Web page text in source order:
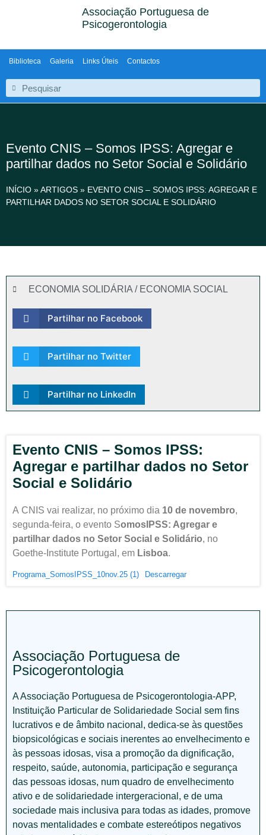
Associação Portuguesa de
Psicogerontologia
Biblioteca Galeria Links Úteis Contactos
Evento CNIS – Somos IPSS: Agregar e
partilhar dados no Setor Social e Solidário
INÍCIO »ARTIGOS » EVENTO CNIS – SOMOS IPSS: AGREGAR E
PARTILHAR DADOS NO SETOR SOCIAL E SOLIDÁRIO
ECONOMIA SOLIDÁRIA / ECONOMIA SOCIAL
Partilhar no Facebook
Partilhar no Twitter
Partilhar no LinkedIn
Evento CNIS – Somos IPSS:
Agregar e partilhar dados no Setor
Social e Solidário
A CNIS vai realizar, no próximo dia 10 de novembro,
segunda-feira, o evento SomosIPSS: Agregar e
partilhar dados no Setor Social e Solidário, no
Goethe-Institute Portugal, em Lisboa.
Programa_SomosIPSS_10nov.25 (1) Descarregar
Associação Portuguesa de
Psicogerontologia
A Associação Portuguesa de Psicogerontologia-APP,
Instituição Particular de Solidariedade Social sem fins
lucrativos e de âmbito nacional, dedica-se às questões
biopsicológicas e sociais inerentes ao envelhecimento e
às pessoas idosas, visa a promoção da dignificação,
respeito, saúde, autonomia, participação e segurança
das pessoas idosas, num quadro de envelhecimento
ativo e de solidariedade intergeracional, e de uma
sociedade mais inclusiva para todas as idades, promove
novas mentalidades e combate estereótipos negativos